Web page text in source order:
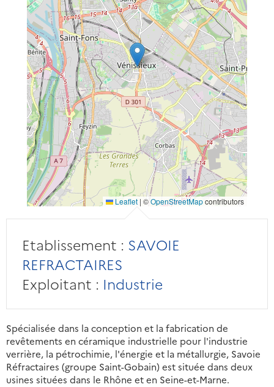
Leaflet | ©OpenStreetMapcontributors
Etablissement : SAVOIE
REFRACTAIRES
Exploitant : Industrie
Spécialisée dans la conception et la fabrication de
revêtements en céramique industrielle pour l'industrie
verrière, la pétrochimie, l'énergie et la métallurgie, Savoie
Réfractaires (groupe Saint-Gobain) est située dans deux
usines situées dans le Rhône et en Seine-et-Marne.